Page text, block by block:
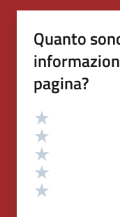
Quanto
pagina?
Valutazione